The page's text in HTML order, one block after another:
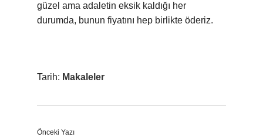
güzel ama adaletin eksik kaldığı her
durumda, bunun fiyatını hep birlikte öderiz.
Tarih: Makaleler
Önceki Yazı